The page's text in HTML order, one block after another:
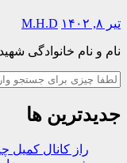
تیر ۸, ۱۴۰۲ M.H.D
نام و نام خانوادگی شهید : رسول زرنگ // محل تولد : ده به – ۱۳۵۰/۱۰/
جستجو
جدیدترین ها
راز کانال کمیل